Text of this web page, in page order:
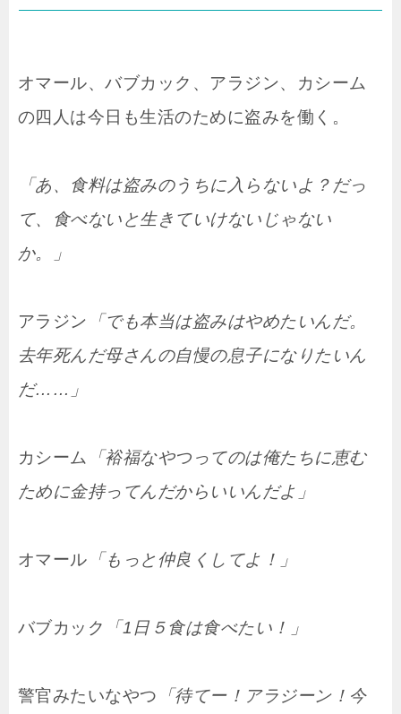
オマール、バブカック、アラジン、カシーム
の四人は今日も生活のために盗みを働く。
「あ、食料は盗みのうちに入らないよ？だっ
て、食べないと生きていけないじゃない
か。」
アラジン 「でも本当は盗みはやめたいんだ。
去年死んだ母さんの自慢の息子になりたいん
だ……」
カシーム
「裕福なやつってのは俺たちに恵む
ために金持ってんだからいいんだよ」
オマール 「もっと仲良くしてよ！」
バブカック 「1日５食は食べたい！」
警官みたいなやつ 「待てー！アラジーン！今